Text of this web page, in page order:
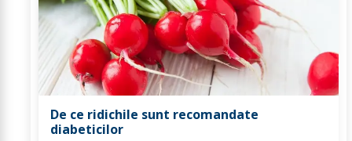
De ce ridichile sunt recomandate
diabeticilor